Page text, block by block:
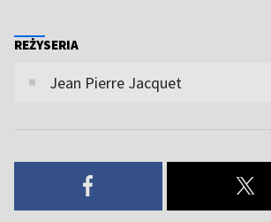
REŻYSERIA
Jean Pierre Jacquet